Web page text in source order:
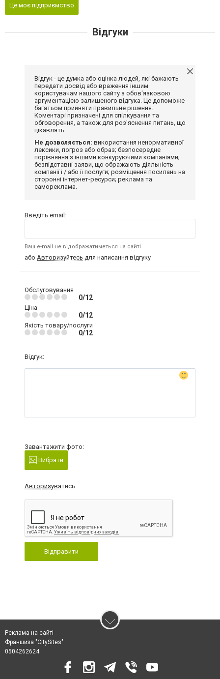
Це моє підприємство
Відгуки
Відгук - це думка або оцінка людей, які бажають
передати досвід або враження іншим
користувачам нашого сайту з обов'язковою
аргументацією залишеного відгука. Це допоможе
багатьом прийняти правильне рішення.
Коментарі призначені для спілкування та
обговорення, а також для роз'яснення питань, що
цікавлять.
Не дозволяється: використання ненормативної
лексики, погроз або образ; безпосереднє
порівняння з іншими конкуруючими компаніями;
безпідставні заяви, що ображають діяльність
компанії і / або її послуги; розміщення посилань на
сторонні інтернет-ресурси; реклама та
самореклама.
Введіть email:
Ваш e-mail не відображатиметься на сайті
або Авторизуйтесь для написання відгуку
Обслуговування
0/12
Ціна
0/12
Якість товару/послуги
0/12
Відгук:
Завантажити фото:
Вибрати
Авторизуватись
Відправити
Реклама на сайті
Франшиза "CitySites"
0504262624